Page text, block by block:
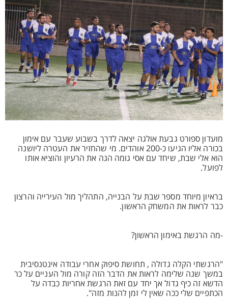
מועדון ספורט גבעת אולגה יצאה לדרך בשבוע שעבר עם אימון
בכורה אליו הגיעו כ-200 אוהדים. מי שהחזיר את העטרה ליושנה
הוא אלי שבת, שיחד עם אסי גומה הגה את הרעיון והוציא אותו
לפועל.
בראיון מיוחד מספר שבת על הבנייה, התהליך מול העירייה והרצון
כבר לראות את המשחק הראשון.
-מה הרגשת באימון הראשון?
"הרגשתי הקלה גדולה , תחושת סיפוק אחרי עבודה אינטנסיבית
במשך שנה שלימה לראות את הדבר הזה קורה מול העניים על כר
הדשא זה כיף גדול אך יחד עם זאת הרגשת אחריות כבדה על
הכתפיים שלי ככה שאין לי זמן להנות מזה".